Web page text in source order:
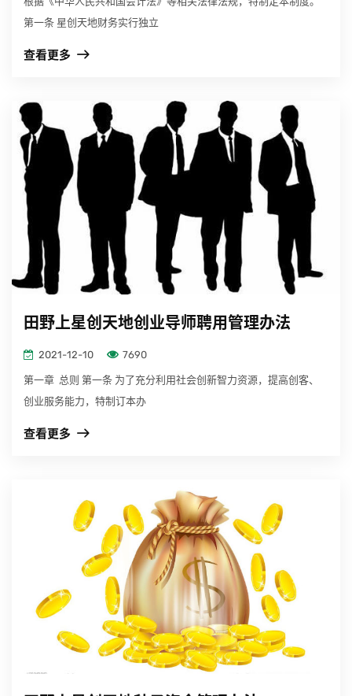
第一条 星创天地财务实行独立
查看更多
田野上星创天地创业导师聘用管理办法
2021-12-10 7690
第一章 总则 第一条 为了充分利用社会创新智力资源，提高创客、
创业服务能力，特制订本办
查看更多